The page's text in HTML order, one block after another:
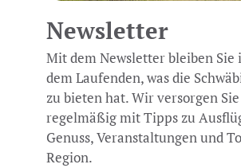
Newsletter
Mit dem Newsletter bleiben Sie
dem Laufenden, was die
zu bieten hat. Wir versorgen Sie
regelmäßig mit Tipps zu
Genuss, Veranstaltungen und
Region.